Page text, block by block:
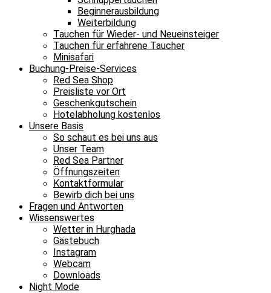
Beginnerausbildung
Weiterbildung
Tauchen für Wieder- und Neueinsteiger
Tauchen für erfahrene Taucher
Minisafari
Buchung-Preise-Services
Red Sea Shop
Preisliste vor Ort
Geschenkgutschein
Hotelabholung kostenlos
Unsere Basis
So schaut es bei uns aus
Unser Team
Red Sea Partner
Öffnungszeiten
Kontaktformular
Bewirb dich bei uns
Fragen und Antworten
Wissenswertes
Wetter in Hurghada
Gästebuch
Instagram
Webcam
Downloads
Night Mode